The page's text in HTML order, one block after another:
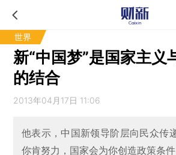
世界
新“中国梦”是国家主义
的结合
2013年04月17日 11:06
他表示，中国新领导阶层向民众传
你肯努力，国家会为你创造政策条件